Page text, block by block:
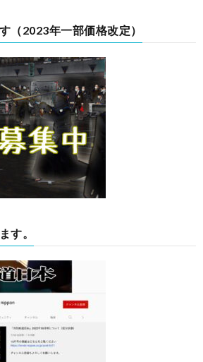
（2023年一部価格改定）
す。